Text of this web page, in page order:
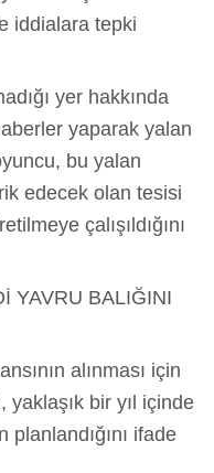
iddialara tepki
yer hakkında
yaparak yalan
bu yalan
edecek olan tesisi
çalışıldığını
YAVRU BALIĞINI
alınması için
yaklaşık bir yıl içinde
planlandığını ifade